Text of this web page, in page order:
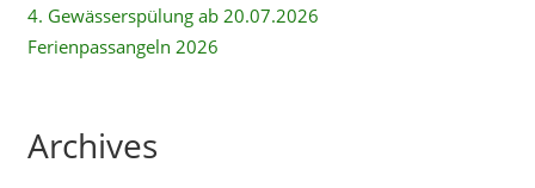
4. Gewässerspülung ab 20.07.2026
Ferienpassangeln 2026
Archives